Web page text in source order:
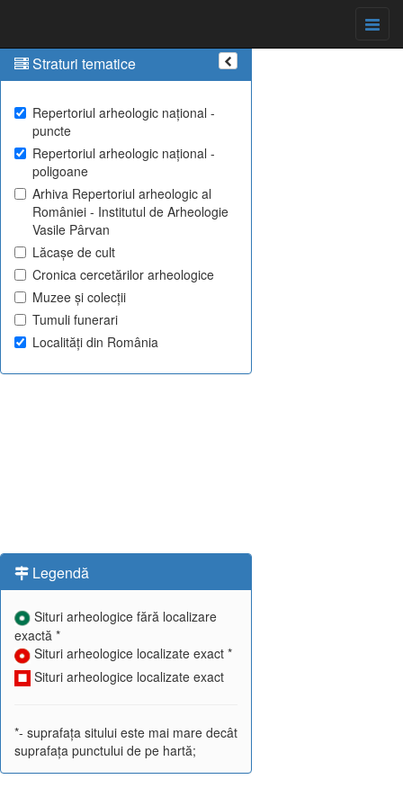
Straturi tematice
Repertoriul arheologic național -
puncte
Repertoriul arheologic național -
poligoane
Arhiva Repertoriul arheologic al
României - Institutul de Arheologie
Vasile Pârvan
Lăcașe de cult
Cronica cercetărilor arheologice
Muzee și colecții
Tumuli funerari
Localități din România
Legendă
Situri arheologice fără localizare
exactă *
Situri arheologice localizate exact *
Situri arheologice localizate exact
*- suprafața sitului este mai mare decât
suprafața punctului de pe hartă;